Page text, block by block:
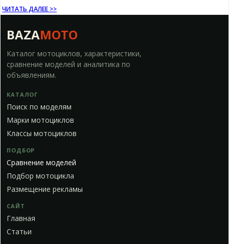
ЧИТАТЬ ДАЛЕЕ >>
BAZAMOTO
Каталог мотоциклов, характеристики,
сравнение моделей и аналитика по
объявлениям.
КАТАЛОГ
Поиск по моделям
Марки мотоциклов
Классы мотоциклов
ПОДБОР
Сравнение моделей
Подбор мотоцикла
Размещение рекламы
САЙТ
Главная
Статьи